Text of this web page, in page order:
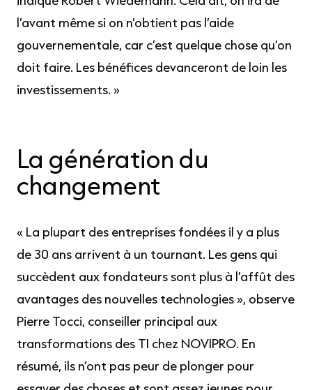
l’avant même si on n’obtient pas l’aide
gouvernementale, car c’est quelque chose qu’on
doit faire. Les bénéfices devanceront de loin les
investissements. »
La génération du
changement
« La plupart des entreprises fondées il y a plus
de 30 ans arrivent à un tournant. Les gens qui
succèdent aux fondateurs sont plus à l’affût des
avantages des nouvelles technologies », observe
Pierre Tocci, conseiller principal aux
transformations des TI chez NOVIPRO. En
résumé, ils n’ont pas peur de plonger pour